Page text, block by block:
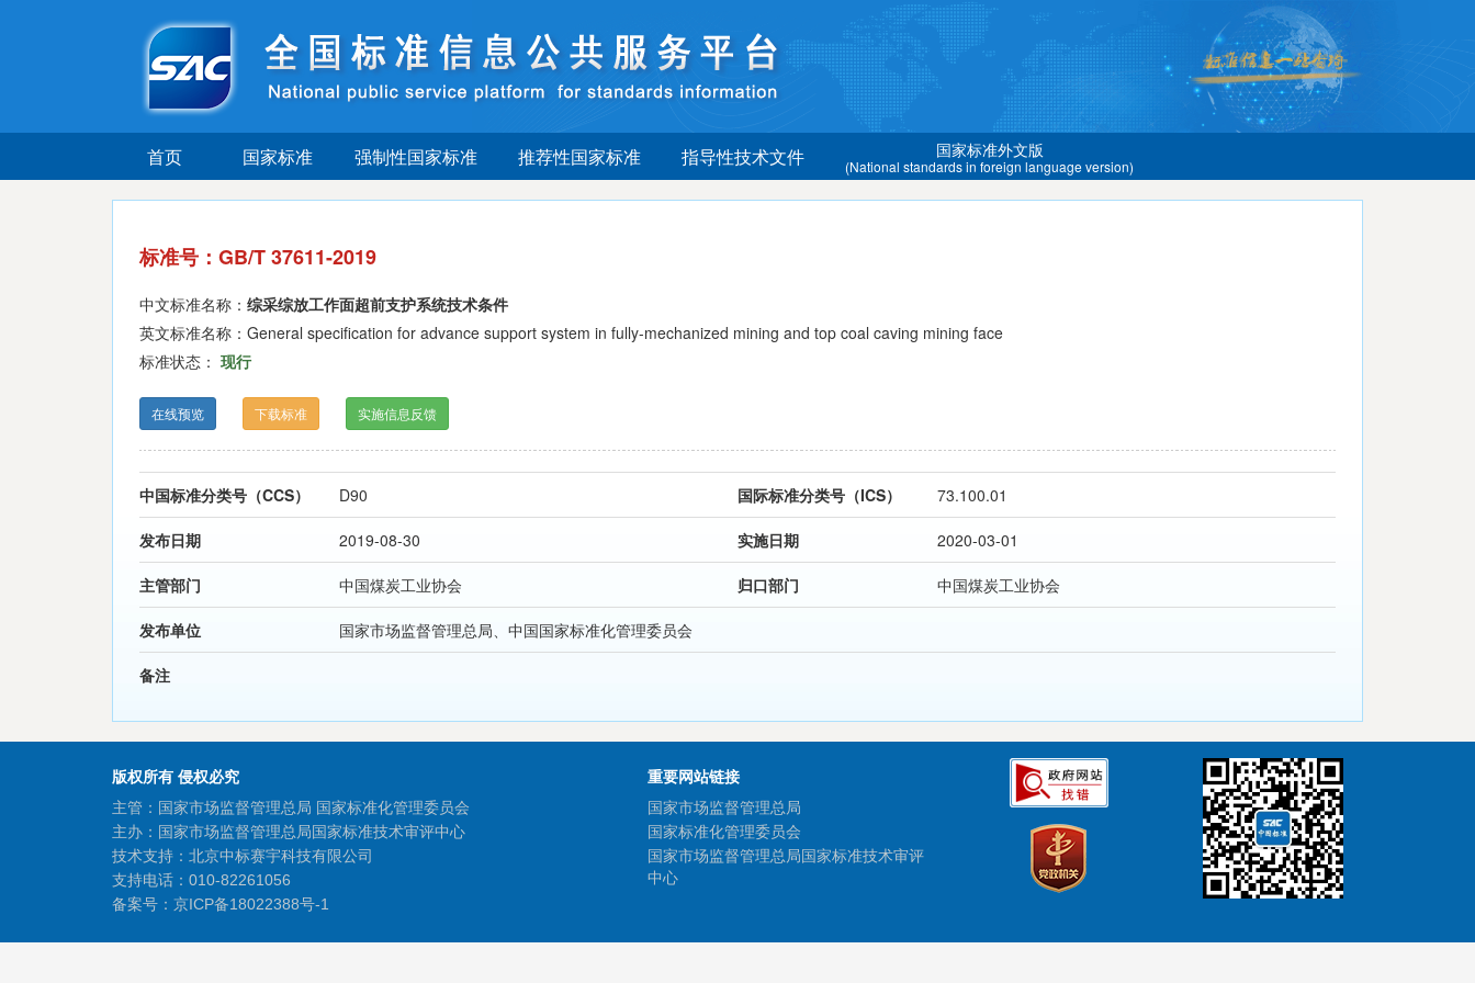
首页 国家标准 强制性国家标准 推荐性国家标准 指导性技术文件 国家标准外文版
(National standards in foreign language version)
标准号：GB/T 37611-2019
中文标准名称： 综采综放工作面超前支护系统技术条件
英文标准名称：General specification for advance support system in fully-mechanized mining and top coal caving mining face
标准状态： 现行
在线预览 下载标准 实施信息反馈
中国标准分类号（CCS） D90 国际标准分类号（ICS） 73.100.01
发布日期 2019-08-30 实施日期 2020-03-01
主管部门 中国煤炭工业协会 归口部门 中国煤炭工业协会
发布单位 国家市场监督管理总局、中国国家标准化管理委员会
备注
版权所有 侵权必究
主管：国家市场监督管理总局 国家标准化管理委员会
主办：国家市场监督管理总局国家标准技术审评中心
技术支持：北京中标赛宇科技有限公司
支持电话：010-82261056
备案号： 京ICP备18022388号-1
重要网站链接
国家市场监督管理总局
国家标准化管理委员会
国家市场监督管理总局国家标准技术审评
中心